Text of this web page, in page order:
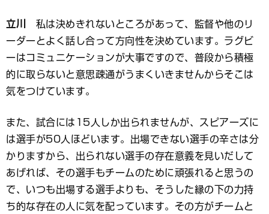
立川
私は決めきれないところがあって、監督や他のリ
ーダーとよく話し合って方向性を決めています。ラグビ
ーはコミュニケーションが大事ですので、普段から積極
的に取らないと意思疎通がうまくいきませんからそこは
気をつけています。
また、試合には15人しか出られませんが、スピアーズに
は選手が50人ほどいます。出場できない選手の辛さは分
かりますから、出られない選手の存在意義を見いだして
あげれば、その選手もチームのために頑張れると思うの
で、いつも出場する選手よりも、そうした縁の下の力持
ち的な存在の人に気を配っています。その方がチームと